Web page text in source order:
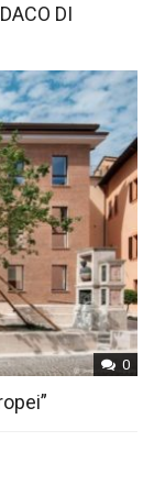
DI
0